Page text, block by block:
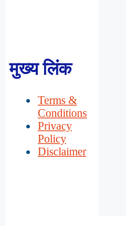
मुख्य लिंक
Terms &
Conditions
Privacy
Policy
Disclaimer